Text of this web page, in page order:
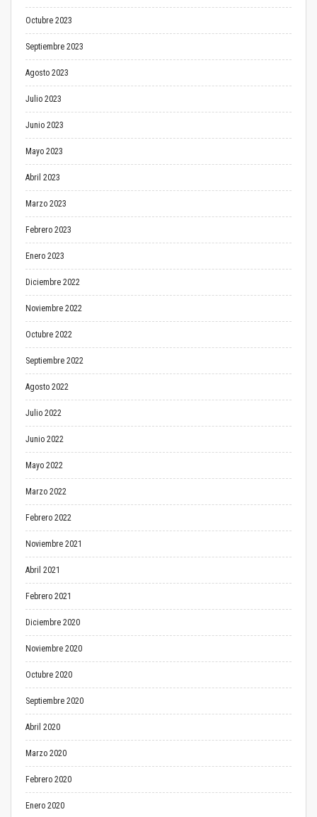
Octubre 2023
Septiembre 2023
Agosto 2023
Julio 2023
Junio 2023
Mayo 2023
Abril 2023
Marzo 2023
Febrero 2023
Enero 2023
Diciembre 2022
Noviembre 2022
Octubre 2022
Septiembre 2022
Agosto 2022
Julio 2022
Junio 2022
Mayo 2022
Marzo 2022
Febrero 2022
Noviembre 2021
Abril 2021
Febrero 2021
Diciembre 2020
Noviembre 2020
Octubre 2020
Septiembre 2020
Abril 2020
Marzo 2020
Febrero 2020
Enero 2020